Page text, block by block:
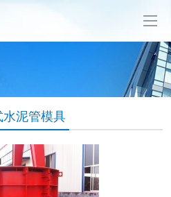
限公司
水泥管模具